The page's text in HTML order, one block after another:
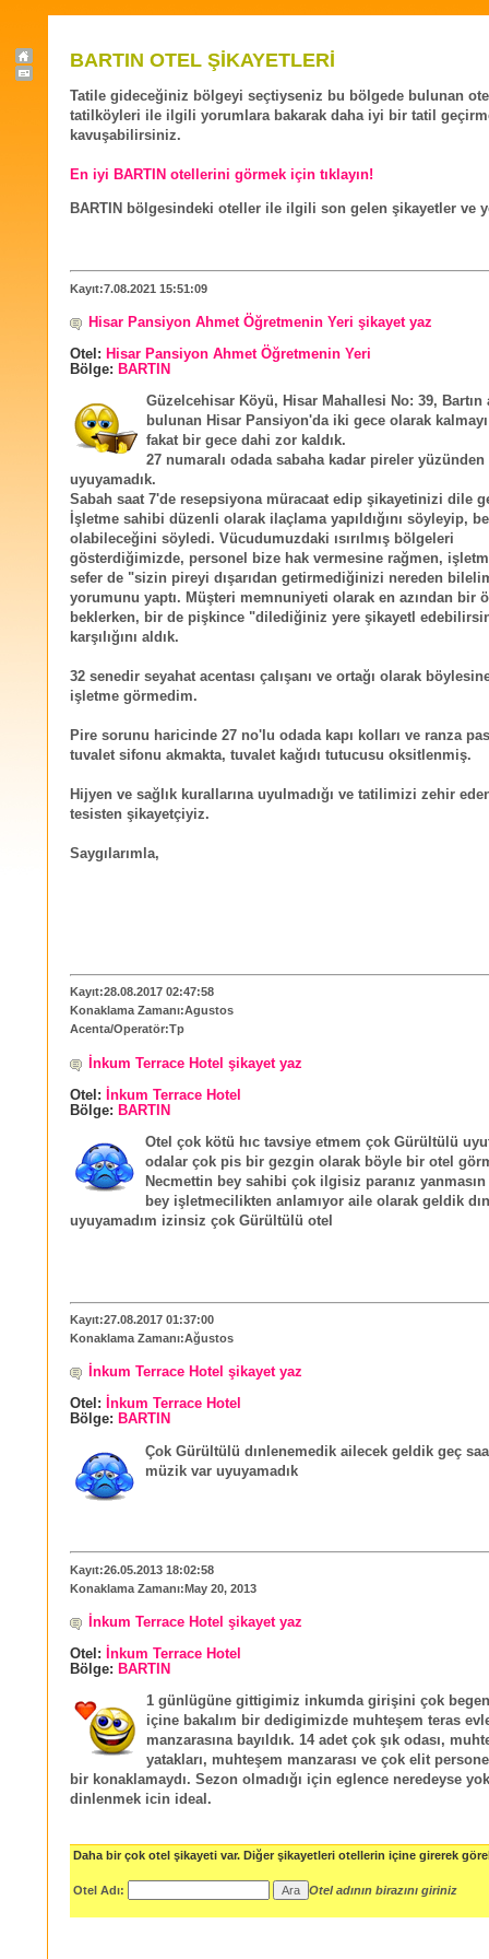
BARTIN OTEL ŞİKAYETLERİ
Tatile gideceğiniz bölgeyi seçtiyseniz bu bölgede bulunan
tatilköyleri ile ilgili yorumlara bakarak daha iyi bir tatil
kavuşabilirsiniz.
En iyi BARTIN otellerini görmek için tıklayın!
BARTIN bölgesindeki oteller ile ilgili son gelen şikayetler ve
Kayıt:7.08.2021 15:51:09
Hisar Pansiyon Ahmet Öğretmenin Yeri şikayet yaz
Otel: Hisar Pansiyon Ahmet Öğretmenin Yeri
Bölge: BARTIN
Güzelcehisar Köyü, Hisar Mahallesi No: 39, Bartın
bulunan Hisar Pansiyon'da iki gece olarak
fakat bir gece dahi zor kaldık.
27 numaralı odada sabaha kadar pireler yüzünden
uyuyamadık.
Sabah saat 7'de resepsiyona müracaat edip şikayetinizi dile
İşletme sahibi düzenli olarak ilaçlama yapıldığını söyleyip,
olabileceğini söyledi. Vücudumuzdaki ısırılmış bölgeleri
gösterdiğimizde, personel bize hak vermesine rağmen,
sefer de "sizin pireyi dışarıdan getirmediğinizi nereden
yorumunu yaptı. Müşteri memnuniyeti olarak en azından bir
beklerken, bir de pişkince "dilediğiniz yere şikayetl
karşılığını aldık.
32 senedir seyahat acentası çalışanı ve ortağı olarak
işletme görmedim.
Pire sorunu haricinde 27 no'lu odada kapı kolları ve ranza
tuvalet sifonu akmakta, tuvalet kağıdı tutucusu oksitlenmiş.
Hijyen ve sağlık kurallarına uyulmadığı ve tatilimizi zehir
tesisten şikayetçiyiz.
Saygılarımla,
Kayıt:28.08.2017 02:47:58
Konaklama Zamanı:Agustos
Acenta/Operatör:Tp
İnkum Terrace Hotel şikayet yaz
Otel:
İnkum Terrace Hotel
Bölge: BARTIN
Otel çok kötü hıc tavsiye etmem çok Gürültülü
odalar çok pis bir gezgin olarak böyle bir otel
Necmettin bey sahibi çok ilgisiz paranız
bey işletmecilikten anlamıyor aile olarak geldik
uyuyamadım izinsiz çok Gürültülü otel
Kayıt:27.08.2017 01:37:00
Konaklama Zamanı:Ağustos
İnkum Terrace Hotel şikayet yaz
Otel:
İnkum Terrace Hotel
Bölge: BARTIN
Çok Gürültülü dınlenemedik ailecek geldik geç
müzik var uyuyamadık
Kayıt:26.05.2013 18:02:58
Konaklama Zamanı:May 20, 2013
İnkum Terrace Hotel şikayet yaz
Otel:
İnkum Terrace Hotel
Bölge: BARTIN
1 günlügüne gittigimiz inkumda girişini çok
içine bakalım bir dedigimizde muhteşem teras
manzarasına bayıldık. 14 adet çok şık odası,
yatakları, muhteşem manzarası ve çok elit
bir konaklamaydı. Sezon olmadığı için eglence neredeyse
dinlenmek icin ideal.
Daha bir çok otel şikayeti var. Diğer şikayetleri otellerin içine girerek
Otel Adı: Otel adının birazını giriniz